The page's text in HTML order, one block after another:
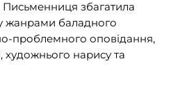
словники (55)
(1)
збагатила
жанрами баладного
проблемного оповідання,
художнього нарису та